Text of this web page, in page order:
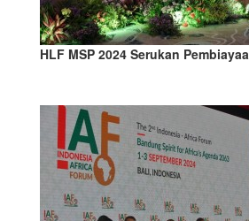
HLF MSP 2024 Serukan